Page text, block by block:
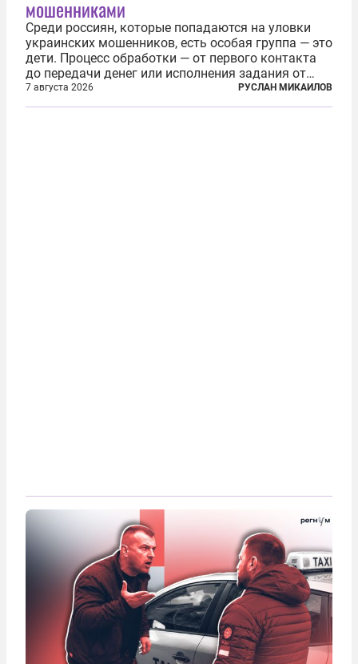
мошенниками
Среди россиян, которые попадаются на уловки
украинских мошенников, есть особая группа — это
дети. Процесс обработки — от первого контакта
до передачи денег или исполнения задания от
кураторов может занять от двух часов до
нескольких месяцев. Детей превращают в
7 августа 2026 РУСЛАН МИКАИЛОВ